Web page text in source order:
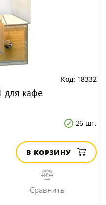
18332
для кафе
26 шт.
В КОРЗИНУ